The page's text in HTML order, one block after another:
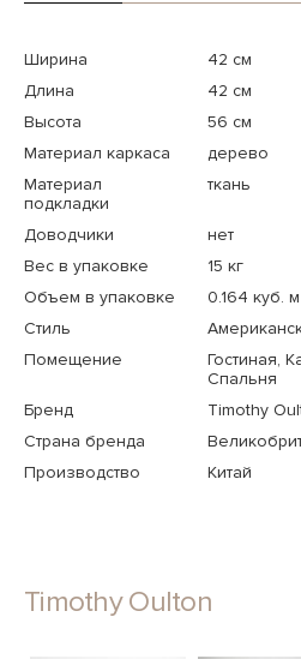
Ширина
42 см
Длина
42 см
Высота
56 см
Материал каркаса
дерево
Материал
подкладки
ткань
Доводчики
нет
Вес в упаковке
15 кг
Объем в упаковке
0.164 куб. м
Стиль
Помещение
Гостиная,
Спальня
Бренд
Timothy
Страна бренда
Производство
Китай
Timothy Oulton